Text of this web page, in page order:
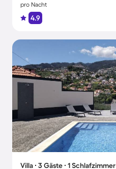
pro Nacht
4.9
Villa ∙ 3 Gäste ∙ 1 Schlafzimmer